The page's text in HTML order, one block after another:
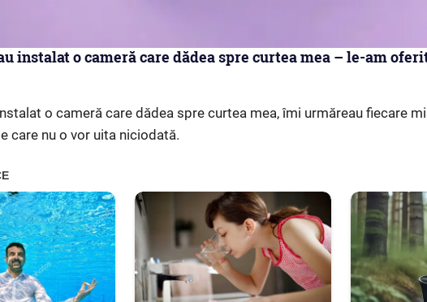
instalat o cameră care dădea spre curtea mea – le-am
o cameră care dădea spre curtea mea, îmi urmăreau fiecare
care nu o vor uita niciodată.